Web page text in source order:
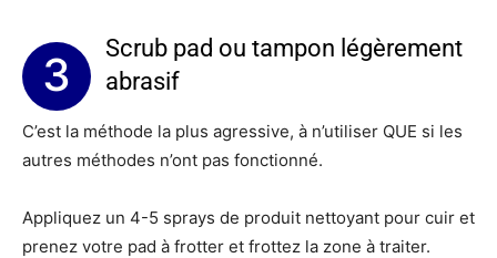
3
Scrub pad ou tampon légèrement
abrasif
C’est la méthode la plus agressive, à n’utiliser QUE si les
autres méthodes n’ont pas fonctionné.
Appliquez un 4-5 sprays de produit nettoyant pour cuir et
prenez votre pad à frotter et frottez la zone à traiter.